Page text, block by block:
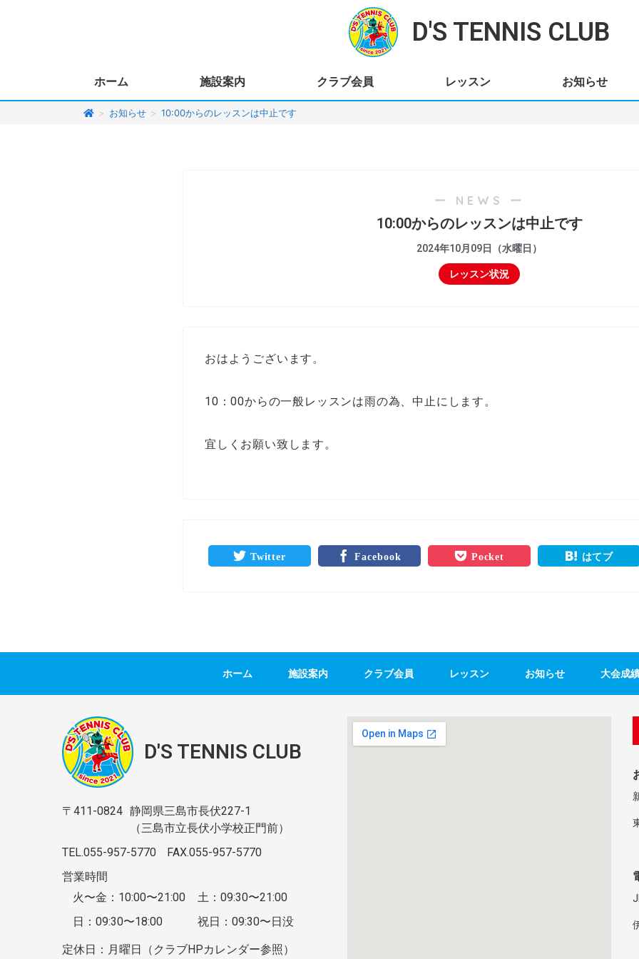
D'S TENNIS CLUB
ホーム 施設案内 クラブ会員 レッスン お知らせ
> お知らせ > 10:00からのレッスンは中止です
ー NEWS ー
10:00からのレッスンは中止です
2024年10月09日（水曜日）
レッスン状況
おはようございます。
10：00からの一般レッスンは雨の為、中止にします。
宜しくお願い致します。
Twitter Facebook Pocket はてブ
ホーム 施設案内 クラブ会員 レッスン お知らせ 大会成
D'S TENNIS CLUB
〒411-0824 静岡県三島市長伏227-1
（三島市立長伏小学校正門前）
TEL.055-957-5770
FAX.055-957-5770
営業時間
火〜金：10:00〜21:00
土：09:30〜21:00
日：09:30〜18:00
祝日：09:30〜日没
定休日：月曜日（クラブHPカレンダー参照）